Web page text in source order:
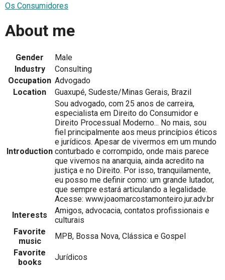
Os Consumidores
About me
Gender
Male
Industry
Consulting
Occupation Advogado
Location
Guaxupé, Sudeste/Minas Gerais, Brazil
Introduction
Sou advogado, com 25 anos de carreira,
especialista em Direito do Consumidor e
Direito Processual Moderno... No mais, sou
fiel principalmente aos meus princípios éticos
e jurídicos. Apesar de vivermos em um mundo
conturbado e corrompido, onde mais parece
que vivemos na anarquia, ainda acredito na
justiça e no Direito. Por isso, tranquilamente,
eu posso me definir como: um grande lutador,
que sempre estará articulando a legalidade.
Acesse: www.joaomarcostamonteiro.jur.adv.br
Interests
Amigos, advocacia, contatos profissionais e
culturais
Favorite
music
MPB, Bossa Nova, Clássica e Gospel
Favorite
books
Jurídicos